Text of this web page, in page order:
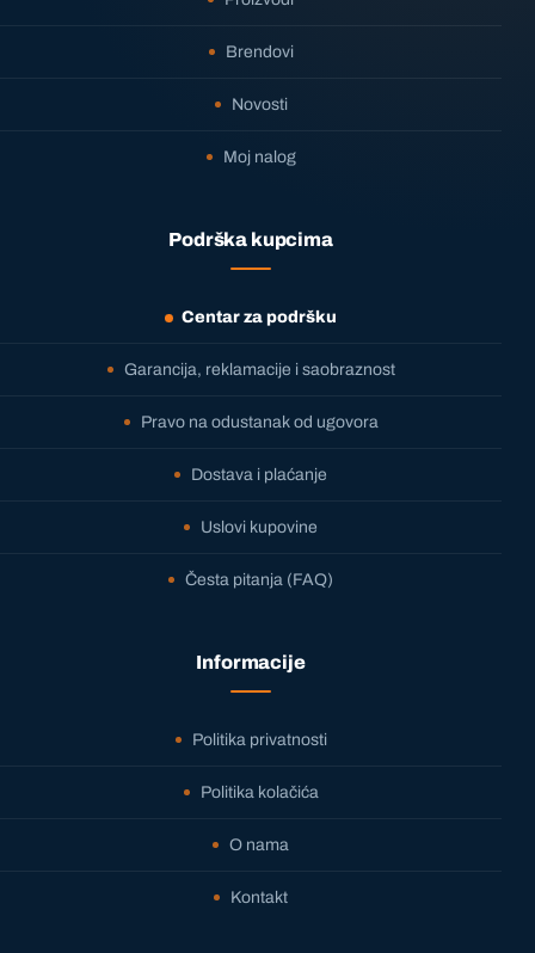
Brendovi
Novosti
Moj nalog
Podrška kupcima
Centar za podršku
Garancija, reklamacije i saobraznost
Pravo na odustanak od ugovora
Dostava i plaćanje
Uslovi kupovine
Česta pitanja (FAQ)
Informacije
Politika privatnosti
Politika kolačića
O nama
Kontakt